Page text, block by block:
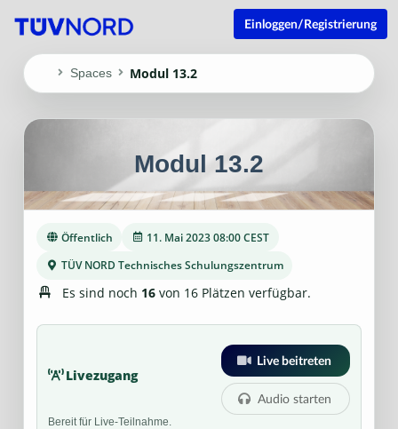
Einloggen/Registrierung
Spaces Modul 13.2
Modul 13.2
Öffentlich
11. Mai 2023 08:00 CEST
TÜV NORD Technisches Schulungszentrum
Es sind noch 16von 16 Plätzen verfügbar.
Livezugang
Live beitreten
Audio starten
Bereit für Live-Teilnahme.